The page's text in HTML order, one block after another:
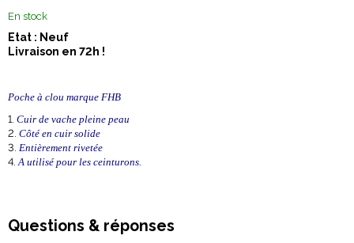
En stock
Etat : Neuf
Livraison en 72h !
Poche à clou marque FHB
Cuir de vache pleine peau
Côté en cuir solide
Entièrement rivetée
A utilisé pour les ceinturons.
Questions & réponses